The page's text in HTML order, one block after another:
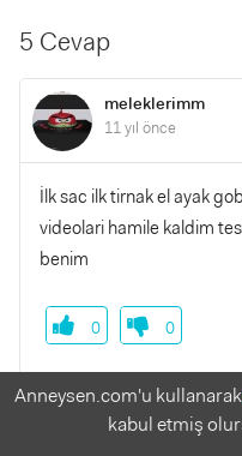
5 Cevap
meleklerimm
11 yıl önce
İlk sac ilk tirnak el ayak
videolari hamile kaldim
benim
0 0
ismican
Anneysen.com'u
kabul etmiş